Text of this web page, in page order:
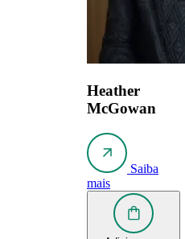
Heather
McGowan
Saiba
mais